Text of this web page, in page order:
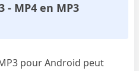
- MP4 en MP3
pour Android peut